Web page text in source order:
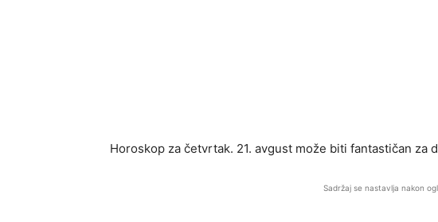
Horoskop za četvrtak. 21. avgust može biti fantastičan za
Sadržaj se nastavlja nakon